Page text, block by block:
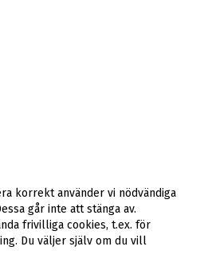
korrekt använder vi nödvändiga
går inte att stänga av.
frivilliga cookies, t.ex. för
Du väljer själv om du vill